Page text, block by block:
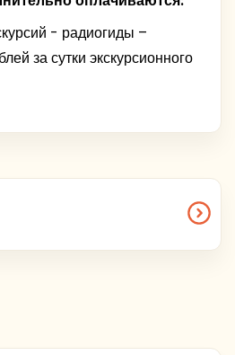
- радиогиды –
за сутки экскурсионного